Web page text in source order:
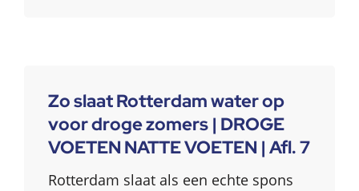
Zo slaat Rotterdam water op
voor droge zomers | DROGE
VOETEN NATTE VOETEN | Afl. 7
Rotterdam slaat als een echte spons